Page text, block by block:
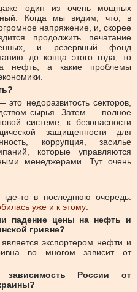
один из очень мощных
Когда мы видим, что, в
напряжение, и, скорее
продолжить печатание
и резервный фонд
до конца этого года, то
нефть, а какие проблемы
недоразвитость секторов,
сырья. Затем — полное
системе, к безопасности
защищенности для
коррупция, засилье
которые управляются
менеджерами. Тут очень
то в последнюю очередь.
уже и к этому.
падение цены на нефть и
гривне?
экспортером нефти и
во многом зависит от
России от